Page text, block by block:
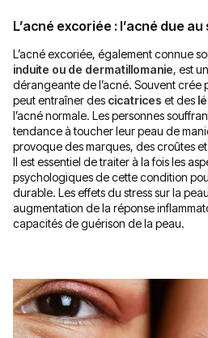
L’acné excoriée : l’acné due
L’acné excoriée, également connue
induite ou de dermatillomanie, est
dérangeante de l’acné. Souvent crée
peut entraîner des cicatrices et des
l’acné normale. Les personnes
tendance à toucher leur peau de
provoque des marques, des croûtes
Il est essentiel de traiter à la fois les
psychologiques de cette condition
durable. Les effets du stress sur la
augmentation de la réponse
capacités de guérison de la peau.